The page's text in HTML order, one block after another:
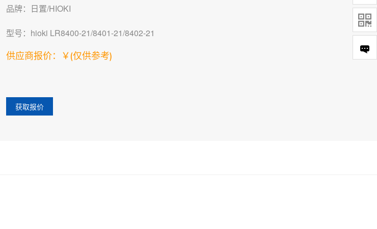
品牌：日置/HIOKI
型号：hioki LR8400-21/8401-21/8402-21
供应商报价：￥(仅供参考)
获取报价
